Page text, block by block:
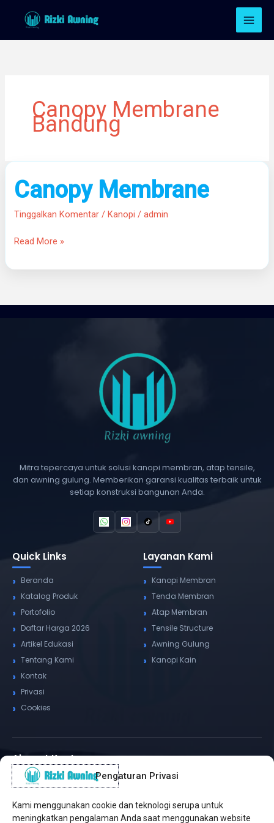
Pengaturan Privasi
Kami menggunakan cookie dan teknologi serupa untuk
meningkatkan pengalaman Anda saat menggunakan website
Canopy Membrane
Bandung
Canopy Membrane
Tinggalkan Komentar /Kanopi /admin
Canopy
Membrane
Read More »
Mitra tepercaya untuk solusi kanopi membran, atap tensile,
dan awning gulung. Memberikan garansi kualitas terbaik untuk
setiap konstruksi bangunan Anda.
Quick Links
Beranda
Katalog Produk
Portofolio
Daftar Harga 2026
Artikel Edukasi
Tentang Kami
Kontak
Privasi
Cookies
Layanan Kami
Kanopi Membran
Tenda Membran
Atap Membran
Tensile Structure
Awning Gulung
Kanopi Kain
Alamat Kantor
✆ WhatsApp / Telepon
Pusat Sukabumi